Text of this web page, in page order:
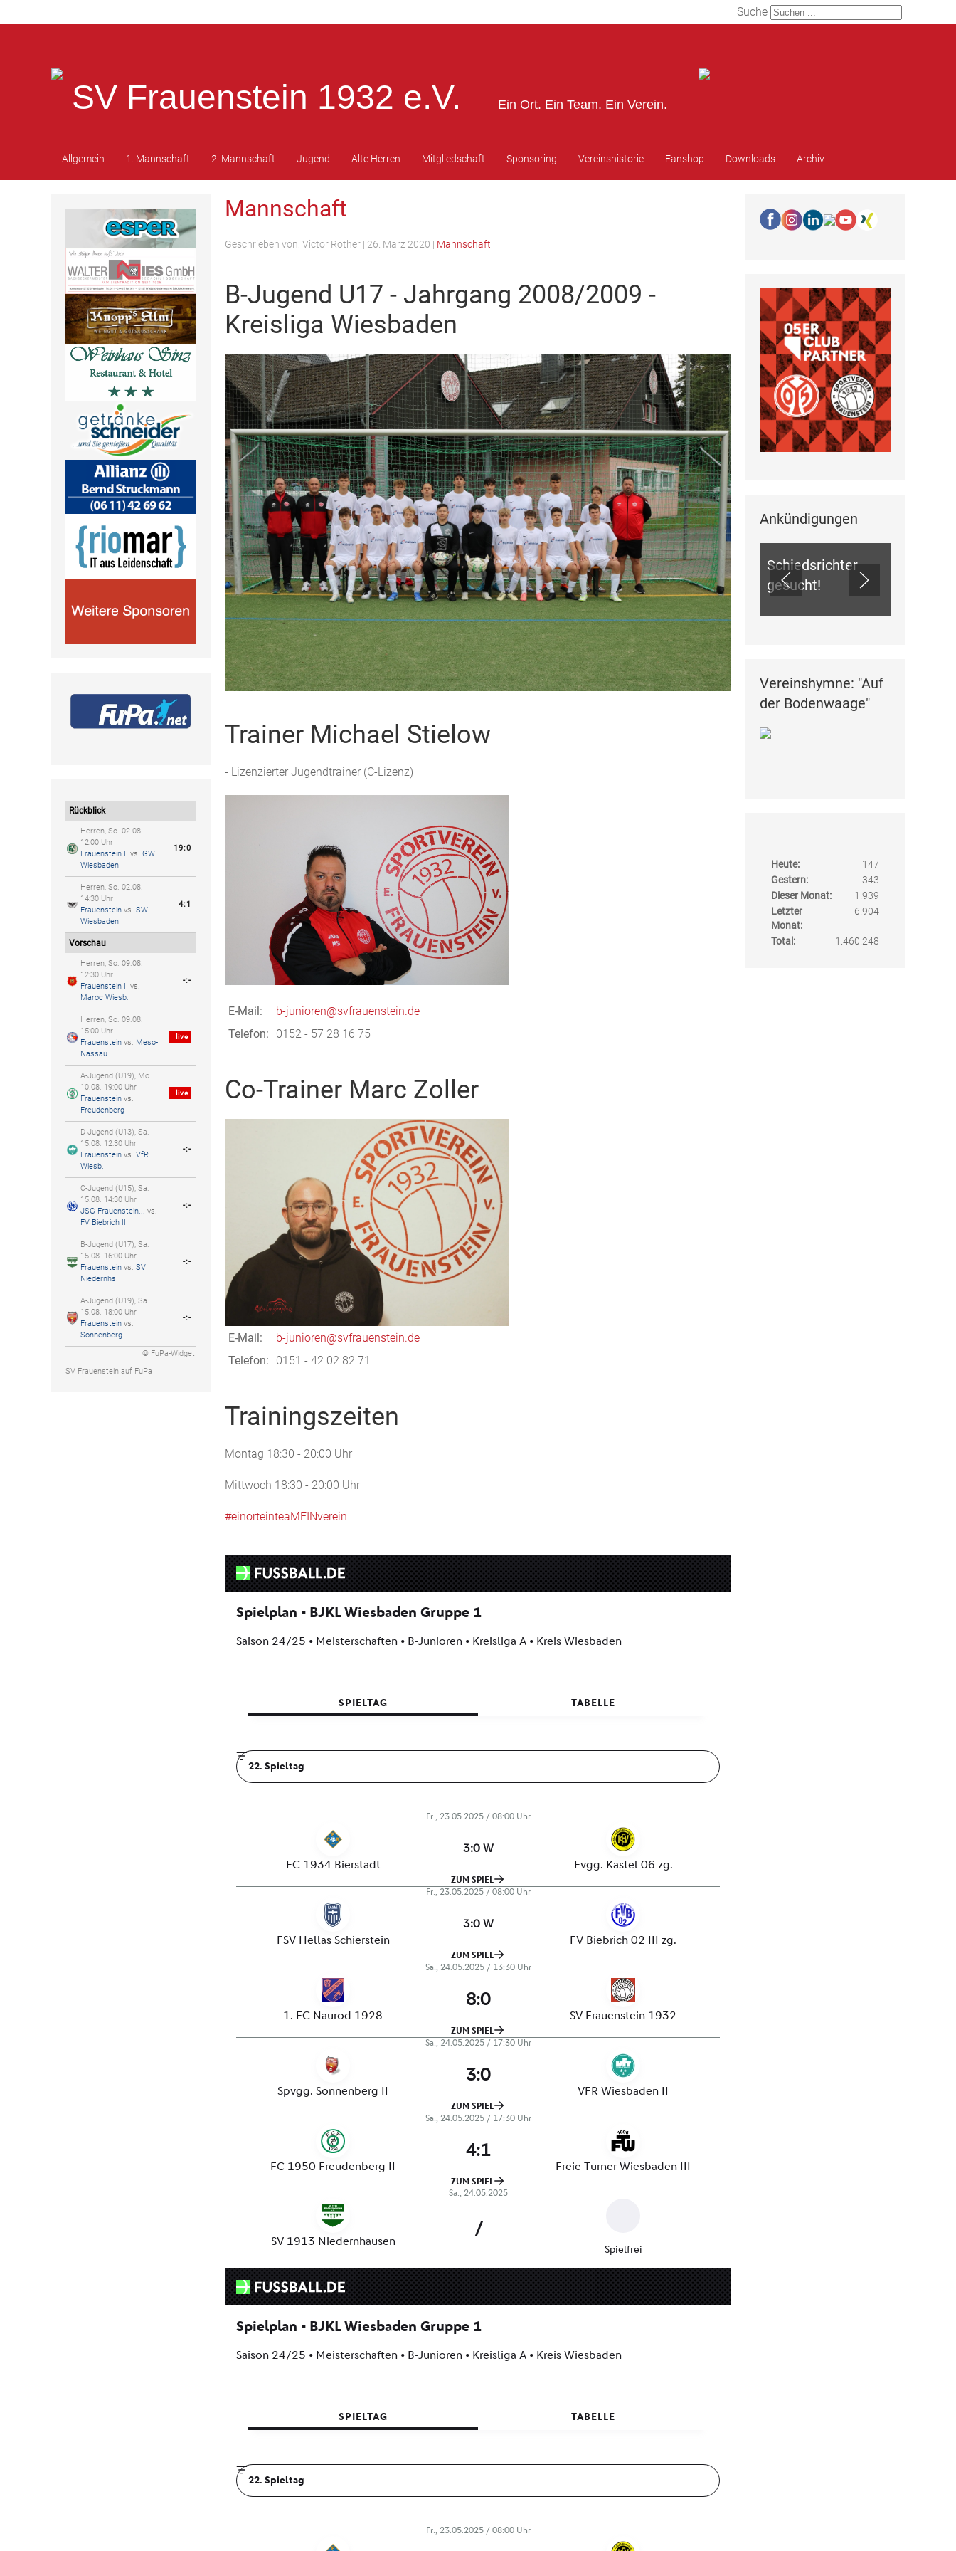
Suche
SV Frauenstein 1932 e.V. Ein Ort. Ein Team. Ein Verein.
Allgemein 1. Mannschaft 2. Mannschaft Jugend Alte Herren Mitgliedschaft Sponsoring Vereinshistorie Fanshop Downloads Archiv
Rückblick
Herren, So. 02.08.
12:00 Uhr
Frauenstein II
vs. GW
Wiesbaden
19:0
Herren, So. 02.08.
14:30 Uhr
Frauenstein vs. SW
Wiesbaden
4:1
Vorschau
Herren, So. 09.08.
12:30 Uhr
Frauenstein II
vs.
Maroc Wiesb.
-:-
Herren, So. 09.08.
15:00 Uhr
Frauenstein vs. Meso-
Nassau
live
A-Jugend (U19), Mo.
10.08. 19:00 Uhr
Frauenstein vs.
Freudenberg
live
D-Jugend (U13), Sa.
15.08. 12:30 Uhr
Frauenstein vs. VfR
Wiesb.
-:-
C-Jugend (U15), Sa.
15.08. 14:30 Uhr
JSG Frauenstein... vs.
FV Biebrich III
-:-
B-Jugend (U17), Sa.
15.08. 16:00 Uhr
Frauenstein vs. SV
Niedernhs
-:-
A-Jugend (U19), Sa.
15.08. 18:00 Uhr
Frauenstein vs.
Sonnenberg
-:-
© FuPa-Widget
SV Frauenstein auf FuPa
Mannschaft
Geschrieben von: Victor Röther | 26. März 2020 | Mannschaft
B-Jugend U17 - Jahrgang 2008/2009 -
Kreisliga Wiesbaden
Trainer Michael Stielow
- Lizenzierter Jugendtrainer (C-Lizenz)
E-Mail:
b-junioren@svfrauenstein.de
Telefon:
0152 - 57 28 16 75
Co-Trainer Marc Zoller
E-Mail:
b-junioren@svfrauenstein.de
Telefon:
0151 - 42 02 82 71
Trainingszeiten
Montag 18:30 - 20:00 Uhr
Mittwoch 18:30 - 20:00 Uhr
#einorteinteaMEINverein
Ankündigungen
ANKÜNDIGUNGEN
Schiedsrichter
gesucht!
Vereinshymne: "Auf
der Bodenwaage"
Heute:
147
Gestern:
343
Dieser Monat:
1.939
Letzter
Monat:
6.904
Total: 1.460.248